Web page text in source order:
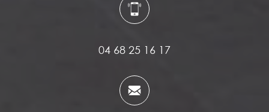
04 68 25 16 17